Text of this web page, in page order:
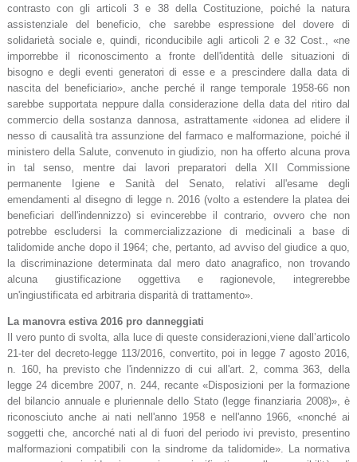
contrasto con gli articoli 3 e 38 della Costituzione, poiché la natura
assistenziale del beneficio, che sarebbe espressione del dovere di
solidarietà sociale e, quindi, riconducibile agli articoli 2 e 32 Cost., «ne
imporrebbe il riconoscimento a fronte dell'identità delle situazioni di
bisogno e degli eventi generatori di esse e a prescindere dalla data di
nascita del beneficiario», anche perché il range temporale 1958-66 non
sarebbe supportata neppure dalla considerazione della data del ritiro dal
commercio della sostanza dannosa, astrattamente «idonea ad elidere il
nesso di causalità tra assunzione del farmaco e malformazione, poiché il
ministero della Salute, convenuto in giudizio, non ha offerto alcuna prova
in tal senso, mentre dai lavori preparatori della XII Commissione
permanente Igiene e Sanità del Senato, relativi all'esame degli
emendamenti al disegno di legge n. 2016 (volto a estendere la platea dei
beneficiari dell'indennizzo) si evincerebbe il contrario, ovvero che non
potrebbe escludersi la commercializzazione di medicinali a base di
talidomide anche dopo il 1964; che, pertanto, ad avviso del giudice a quo,
la discriminazione determinata dal mero dato anagrafico, non trovando
alcuna giustificazione oggettiva e ragionevole, integrerebbe
un'ingiustificata ed arbitraria disparità di trattamento».
La manovra estiva 2016 pro danneggiati
Il vero punto di svolta, alla luce di queste considerazioni,viene dall’articolo
21-ter del decreto-legge 113/2016, convertito, poi in legge 7 agosto 2016,
n. 160, ha previsto che l'indennizzo di cui all'art. 2, comma 363, della
legge 24 dicembre 2007, n. 244, recante «Disposizioni per la formazione
del bilancio annuale e pluriennale dello Stato (legge finanziaria 2008)», è
riconosciuto anche ai nati nell'anno 1958 e nell'anno 1966, «nonché ai
soggetti che, ancorché nati al di fuori del periodo ivi previsto, presentino
malformazioni compatibili con la sindrome da talidomide». La normativa